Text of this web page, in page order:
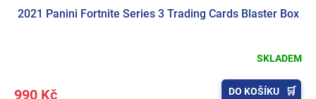
2021 Panini Fortnite Series 3 Trading Cards Blaster Box
SKLADEM
990 Kč DO KOŠÍKU